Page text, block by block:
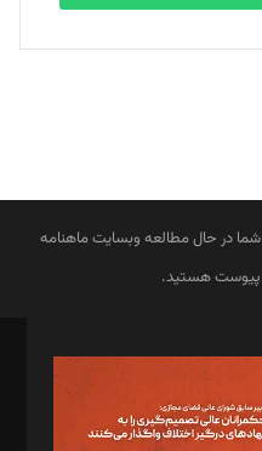
شما در حال مطالعه وبسایت ماهنامه
پیوست هستید.